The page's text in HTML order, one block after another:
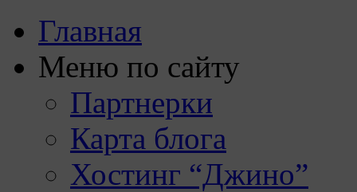
Главная
Меню по сайту
Партнерки
Карта блога
Хостинг “Джино”